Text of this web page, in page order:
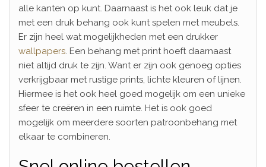
alle kanten op kunt. Daarnaast is het ook leuk dat je
met een druk behang ook kunt spelen met meubels.
Er zijn heel wat mogelijkheden met een drukker
wallpapers. Een behang met print hoeft daarnaast
niet altijd druk te zijn. Want er zijn ook genoeg opties
verkrijgbaar met rustige prints, lichte kleuren of lijnen.
Hiermee is het ook heel goed mogelijk om een unieke
sfeer te creëren in een ruimte. Het is ook goed
mogelijk om meerdere soorten patroonbehang met
elkaar te combineren.